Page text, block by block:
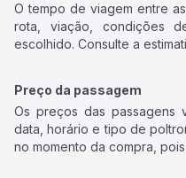
O tempo de viagem entre
rota, viação, condições
escolhido. Consulte a
Preço da passagem
Os preços das passagens
data, horário e tipo de
no momento da compra,